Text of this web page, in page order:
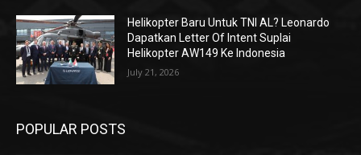
Helikopter Baru Untuk TNI AL? Leonardo
Dapatkan Letter Of Intent Suplai
Helikopter AW149 Ke Indonesia
July 21, 2026
POPULAR POSTS